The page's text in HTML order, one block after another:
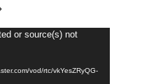
or source(s) not
vod/rtc/vkYesZRyQG-